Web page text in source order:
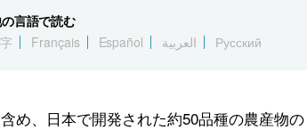
言語で読む
Français Español العربية Русский
め、日本で開発された約50品種の農産物の